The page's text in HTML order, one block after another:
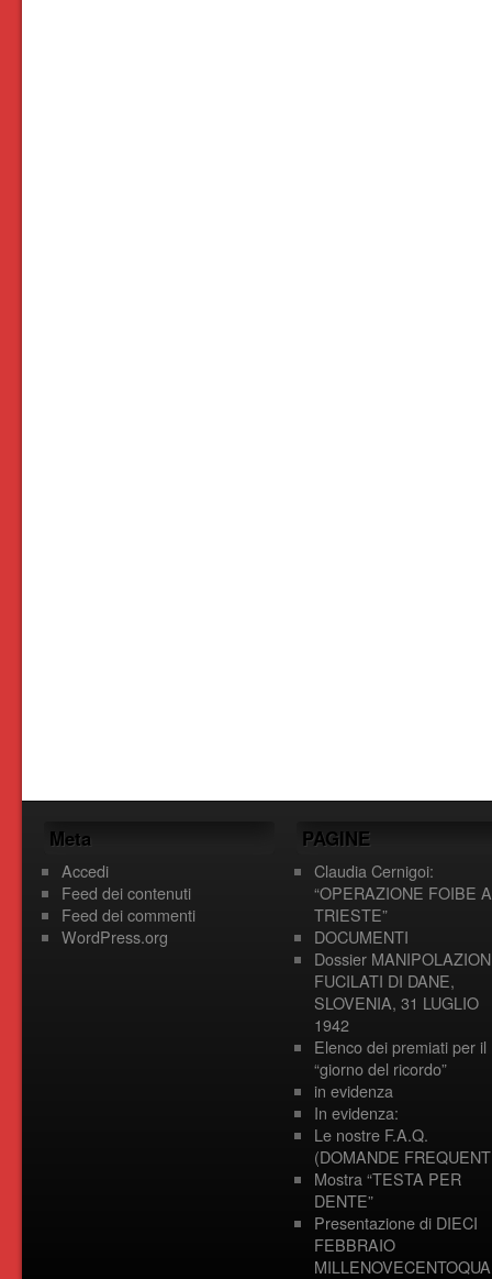
Meta
Accedi
Feed dei contenuti
Feed dei commenti
WordPress.org
PAGINE
Claudia Cernigoi:
“OPERAZIONE FOIBE A
TRIESTE”
DOCUMENTI
Dossier
FUCILATI DI DANE,
SLOVENIA, 31 LUGLIO
1942
Elenco dei premiati per il
“giorno del ricordo”
in evidenza
In evidenza:
Le nostre F.A.Q.
(DOMANDE
Mostra “TESTA PER
DENTE”
Presentazione di DIECI
FEBBRAIO